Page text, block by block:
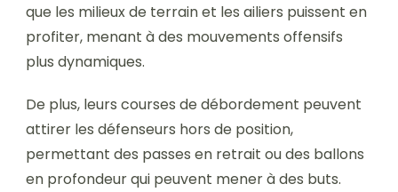
que les milieux de terrain et les ailiers puissent en
profiter, menant à des mouvements offensifs
plus dynamiques.
De plus, leurs courses de débordement peuvent
attirer les défenseurs hors de position,
permettant des passes en retrait ou des ballons
en profondeur qui peuvent mener à des buts.